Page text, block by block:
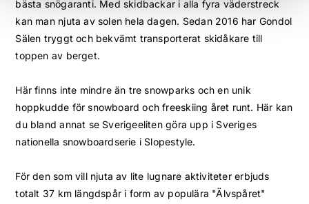
bästa snögaranti. Med skidbackar i alla fyra väderstreck
kan man njuta av solen hela dagen. Sedan 2016 har Gondol
Sälen tryggt och bekvämt transporterat skidåkare till
toppen av berget.
Här finns inte mindre än tre snowparks och en unik
hoppkudde för snowboard och freeskiing året runt. Här kan
du bland annat se Sverigeeliten göra upp i Sveriges
nationella snowboardserie i Slopestyle.
För den som vill njuta av lite lugnare aktiviteter erbjuds
totalt 37 km längdspår i form av populära "Älvspåret"